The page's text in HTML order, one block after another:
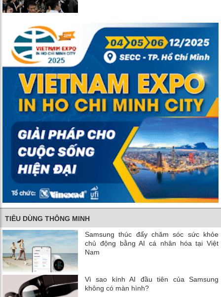
TIÊU DÙNG THÔNG MINH
Samsung thúc đẩy chăm sóc sức khỏe
chủ động bằng AI cá nhân hóa tại Việt
Nam
Vì sao kính AI đầu tiên của Samsung
không có màn hình?